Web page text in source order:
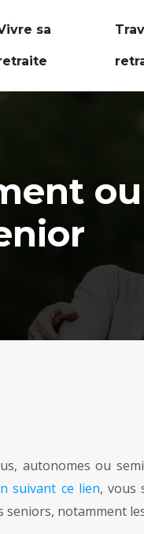
sa
autonomes ou
suivant ce lien, vous
seniors, notamment